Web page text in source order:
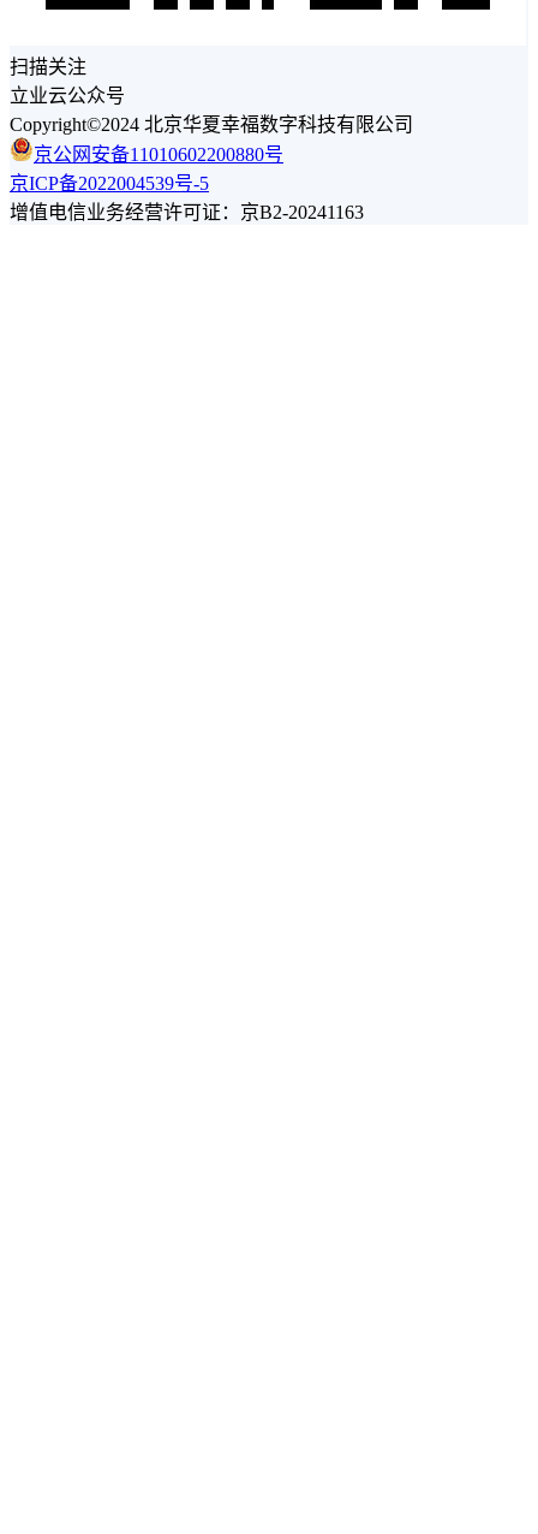
扫描关注
立业云公众号
Copyright©2024 北京华夏幸福数字科技有限公司
京公网安备11010602200880号
京ICP备2022004539号-5
增值电信业务经营许可证：京B2-20241163